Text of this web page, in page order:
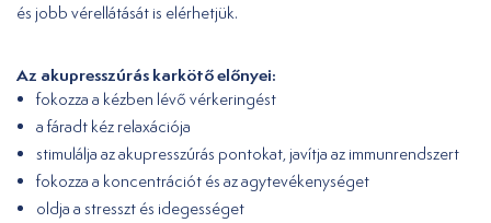
és jobb vérellátását is elérhetjük.
Az akupresszúrás karkötő előnyei:
fokozza a kézben lévő vérkeringést
a fáradt kéz relaxációja
stimulálja az akupresszúrás pontokat, javítja az immunrendszert
fokozza a koncentrációt és az agytevékenységet
oldja a stresszt és idegességet